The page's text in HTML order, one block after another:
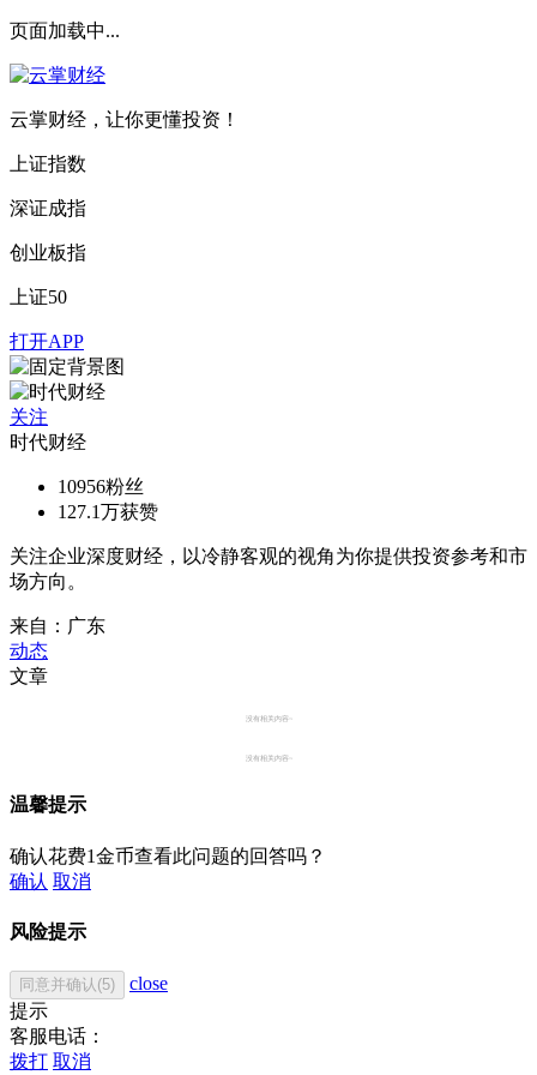
页面加载中...
云掌财经，让你更懂投资！
上证指数
深证成指
创业板指
上证50
打开APP
关注
时代财经
10956粉丝
127.1万获赞
关注企业深度财经，以冷静客观的视角为你提供投资参考和市
场方向。
来自：广东
动态
文章
没有相关内容~
没有相关内容~
温馨提示
确认花费1金币查看此问题的回答吗？
确认 取消
风险提示
同意并确认(5)
close
提示
客服电话：
拨打 取消